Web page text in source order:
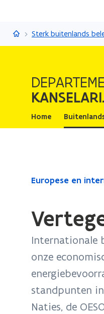
Kanselarij en Buitenlandse
Home
Gedaan
bevindt
Vertegenwoordiging
Vlaamse
Europese en
Internationale
onze
standpunten
Naties, de